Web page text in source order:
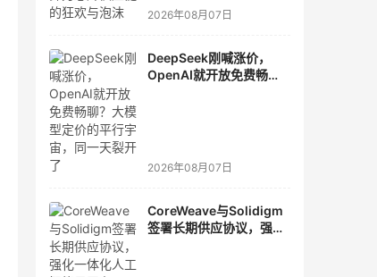
2026年08月07日
DeepSeek刚喊涨价，
OpenAI就开放免费畅
2026年08月07日
CoreWeave与Solidigm
签署长期供应协议，强化